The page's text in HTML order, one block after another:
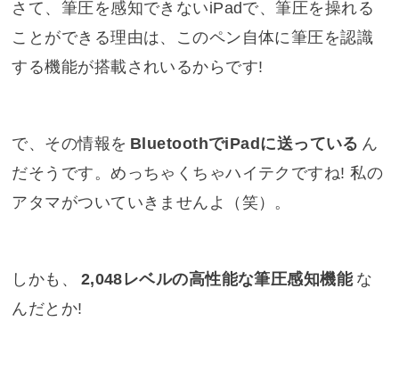
さて、筆圧を感知できないiPadで、筆圧を操れる
ことができる理由は、このペン自体に筆圧を認識
する機能が搭載されいるからです!
で、その情報を BluetoothでiPadに送っている ん
だそうです。めっちゃくちゃハイテクですね! 私の
アタマがついていきませんよ（笑）。
しかも、 2,048レベルの高性能な筆圧感知機能 な
んだとか!